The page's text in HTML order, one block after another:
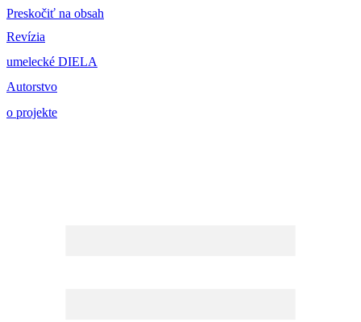
Preskočiť na obsah
Revízia
umelecké DIELA
Autorstvo
o projekte